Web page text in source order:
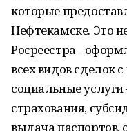
которые
Нефтекамске. Это
Росреестра -
всех видов сделок
социальные
страхования,
выдача паспортов,